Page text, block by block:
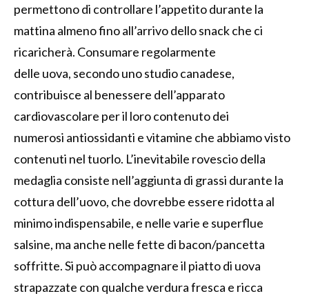
permettono di controllare l’appetito durante la
mattina almeno fino all’arrivo dellosnack che ci
ricaricherà. Consumare regolarmente
delle uova, secondo uno studio canadese,
contribuisce al benessere dell’apparato
cardiovascolare per il loro contenutodei
numerosi antiossidanti e vitamine che abbiamovisto
contenuti nel tuorlo. L’inevitabile rovescio della
medaglia consiste nell’aggiunta di grassi durante la
cottura dell’uovo, che dovrebbe essere ridotta al
minimoindispensabile, e nellevarie e superflue
salsine, ma anche nellefette di bacon/pancetta
soffritte. Si può accompagnare il piatto di uova
strapazzate con qualche verdura fresca e ricca